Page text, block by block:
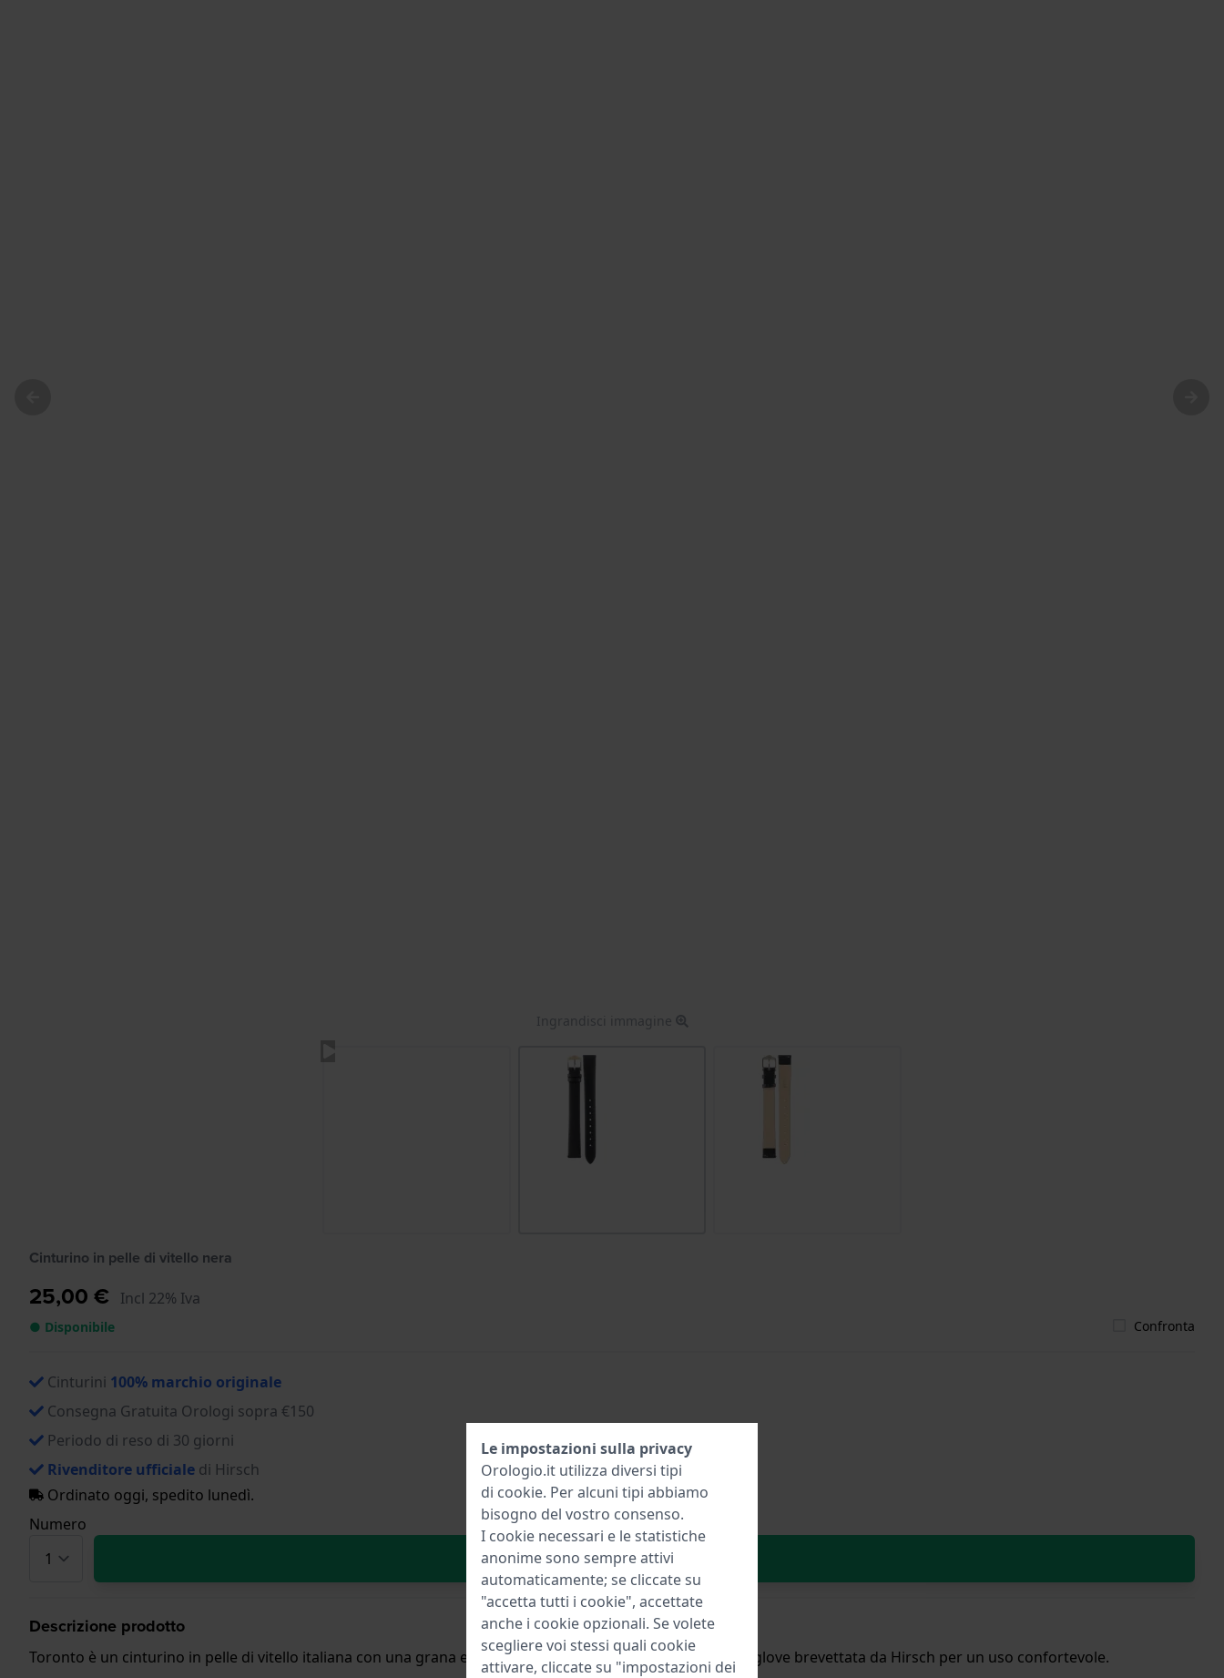
Ingrandisci immagine
Cinturino in pelle di vitello nera
25,00 € Incl 22% Iva
● Disponibile Confronta
Cinturini 100% marchio originale
Consegna Gratuita Orologi sopra €150
Periodo di reso di 30 giorni
Rivenditore ufficiale di Hirsch
Ordinato oggi, spedito lunedì.
Numero
Aggiungi al carrello
Descrizione prodotto
Toronto è un cinturino in pelle di vitello italiana con una grana eccezionalmente fine e fodera in pelle Softglove brevettata da Hirsch per un uso confortevole.
Le impostazioni sulla privacy
Orologio.it utilizza diversi tipi
di cookie. Per alcuni tipi abbiamo
bisogno del vostro consenso.
I cookie necessari e le statistiche
anonime sono sempre attivi
automaticamente; se cliccate su
"accetta tutti i cookie", accettate
anche i cookie opzionali. Se volete
scegliere voi stessi quali cookie
attivare, cliccate su "impostazioni dei